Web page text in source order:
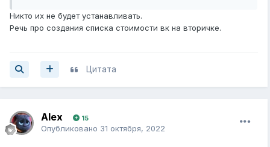
Никто их не будет устанавливать.
Речь про создания списка стоимости вк на вторичке.
Цитата
Alex 15
Опубликовано 31 октября, 2022